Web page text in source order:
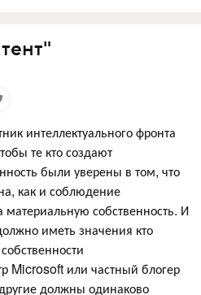
интеллектуального фронта
те кто создают
были уверены в том, что
как и соблюдение
материальную собственность. И
иметь значения кто
Microsoft или частный блогер
должны одинаково